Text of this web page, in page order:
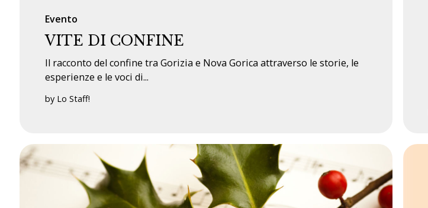
Evento
VITE DI CONFINE
Il racconto del confine tra Gorizia e Nova Gorica attraverso le storie, le
esperienze e le voci di...
by Lo Staff!